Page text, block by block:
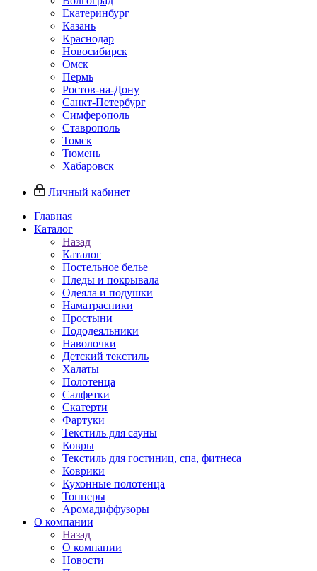
Екатеринбург
Казань
Краснодар
Новосибирск
Омск
Пермь
Ростов-на-Дону
Санкт-Петербург
Симферополь
Ставрополь
Томск
Тюмень
Хабаровск
Личный кабинет
Главная
Каталог
Назад
Каталог
Постельное белье
Пледы и покрывала
Одеяла и подушки
Наматрасники
Простыни
Пододеяльники
Наволочки
Детский текстиль
Халаты
Полотенца
Салфетки
Скатерти
Фартуки
Текстиль для сауны
Ковры
Текстиль для гостиниц, спа, фитнеса
Коврики
Кухонные полотенца
Топперы
Аромадиффузоры
О компании
Назад
О компании
Новости